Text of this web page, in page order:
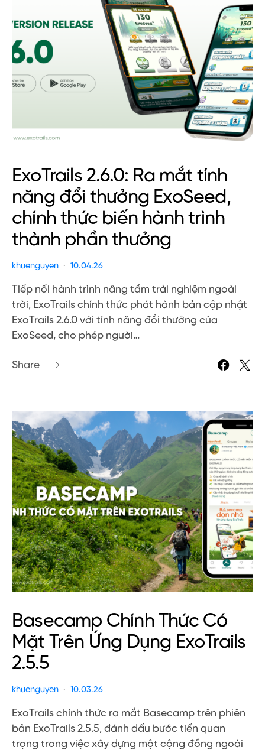
ExoTrails 2.6.0: Ra mắt tính
năng đổi thưởng ExoSeed,
chính thức biến hành trình
thành phần thưởng
khuenguyen 10.04.26
Tiếp nối hành trình nâng tầm trải nghiệm ngoài
trời, ExoTrails chính thức phát hành bản cập nhật
ExoTrails 2.6.0 với tính năng đổi thưởng của
ExoSeed, cho phép người…
Share
Basecamp Chính Thức Có
Mặt Trên Ứng Dụng ExoTrails
2.5.5
khuenguyen 10.03.26
ExoTrails chính thức ra mắt Basecamp trên phiên
bản ExoTrails 2.5.5, đánh dấu bước tiến quan
trọng trong việc xây dựng một cộng đồng ngoài